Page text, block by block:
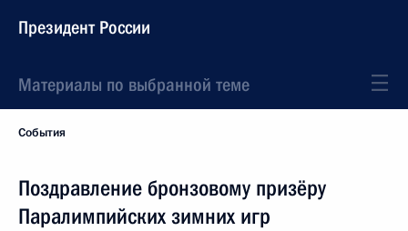
Президент России
Материалы по выбранной теме
События
Поздравление бронзовому призёру
Паралимпийских зимних игр